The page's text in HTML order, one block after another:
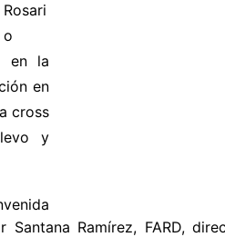
Rosari
o
en la
en
cross
y
Ramírez, FARD,